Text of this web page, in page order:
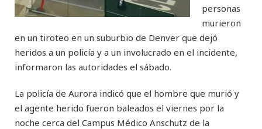
personas
murieron
en un tiroteo en un suburbio de Denver que dejó
heridos a un policía y a un involucrado en el incidente,
informaron las autoridades el sábado.
La policía de Aurora indicó que el hombre que murió y
el agente herido fueron baleados el viernes por la
noche cerca del Campus Médico Anschutz de la